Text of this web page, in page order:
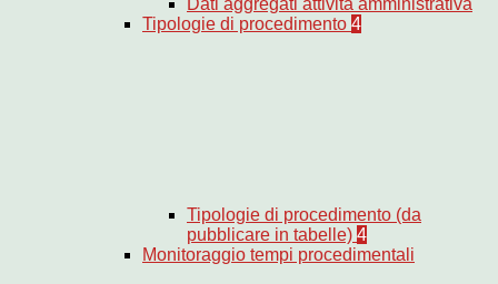
Dati aggregati attività amministrativa
Tipologie di procedimento 4
Tipologie di procedimento (da
pubblicare in tabelle) 4
Monitoraggio tempi procedimentali